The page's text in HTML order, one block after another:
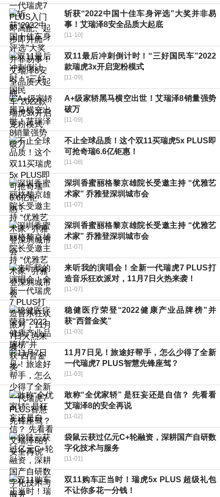
斩获“2022中国十佳车身评选”大奖并非易
事！艾瑞泽8安全品质大起底
[11-10]
双11最后冲刺倒计时！“三好国民车”2022
款瑞虎3x开启宠粉模式
[11-09]
A+级家轿黑马横空出世！艾瑞泽8销量强势
破万
[11-09]
不止全球品质！这个双11买瑞虎5x PLUS即
可抢奇瑞6.6亿钜惠！
[11-08]
深圳香蜜丽格黎京雄院长受邀主持 “优雅艺
术家” 乔雅登深圳城市会
[11-07]
深圳香蜜丽格黎京雄院长受邀主持 “优雅艺
术家” 乔雅登深圳城市会
[11-07]
来听我的演唱会！全新一代瑞虎7 PLUS打
造音乐狂欢派对，11月7日火热来袭！
[11-07]
稳健医疗荣登“2022健康产业品牌榜”并
获“西普金奖”
[11-03]
11月7日见！旅途好帮手，怎么少得了全新
一代瑞虎7 PLUS智慧先锋座驾？
[11-03]
敢称“全优家轿” 是狂妄还是自信？ 先看看
艾瑞泽8的安全再说
[11-02]
袋鼠云获过亿元C+轮融资，深耕国产自研数
字化技术与服务
[11-01]
双11购车正当时！瑞虎5x PLUS 超级礼包
不让你多花一分钱！